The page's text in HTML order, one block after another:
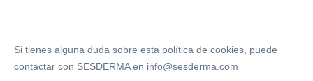
Si tienes alguna duda sobre esta política de cookies, puede
contactar con SESDERMA en info@sesderma.com